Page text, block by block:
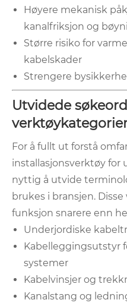
Høyere mekanisk
kanalfriksjon og
Større risiko for
kabelskader
Strengere
Utvidede
For å fullt ut forstå
installasjonsverktøy for
nyttig å utvide
brukes i bransjen.
funksjon snarere enn
Underjordiske
Kabelleggingsutstyr
systemer
Kabelvinsjer og
Kanalstang og